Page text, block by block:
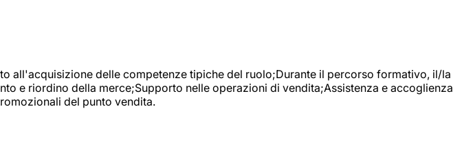
all'acquisizione delle competenze tipiche del ruolo;Durante il percorso formativo, il/la
e riordino della merce;Supporto nelle operazioni di vendita;Assistenza e accoglienza
del punto vendita.